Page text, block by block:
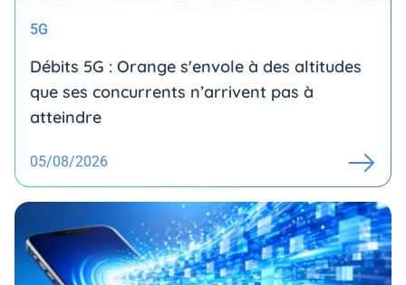
5G
Débits 5G : Orange s'envole à des altitudes
que ses concurrents n’arrivent pas à
atteindre
05/08/2026